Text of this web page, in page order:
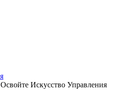
Искусство Управления